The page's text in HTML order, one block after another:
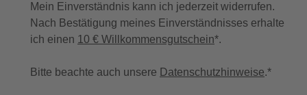
Mein Einverständnis kann ich jederzeit widerrufen.
Nach Bestätigung meines Einverständnisses erhalte
ich einen 10 € Willkommensgutschein*.
Bitte beachte auch unsere Datenschutzhinweise.